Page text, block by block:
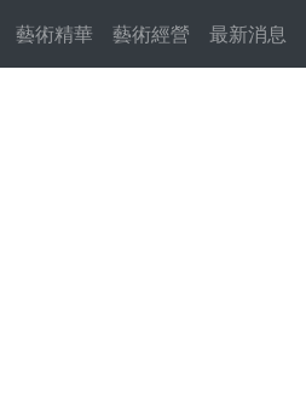
(current)
藝術精華 藝術經營 最新消息